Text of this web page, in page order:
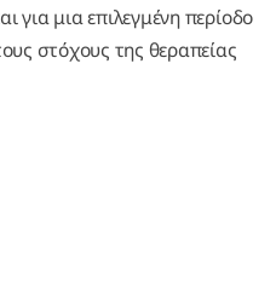
μια επιλεγμένη περίοδο
στόχους της θεραπείας